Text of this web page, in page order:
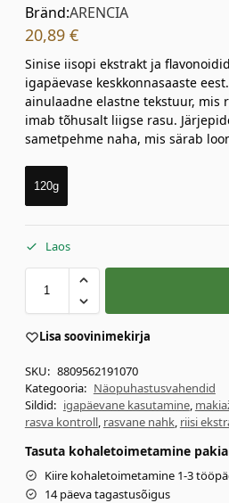
Bränd:ARENCIA
20,89 €
Sinise iisopi ekstrakt ja
igapäevase keskkonnasaaste
ainulaadne elastne tekstuur,
imab tõhusalt liigse rasu.
sametpehme naha, mis särab
120g
Laos
Lisa soovinimekirja
SKU: 8809562191070
Kategooria: Näopuhastusvahendid
Sildid: igapäevane kasutamine,
rasva kontroll, rasvane nahk, riisi
Tasuta kohaletoimetamine
Kiire kohaletoimetamine 1-3
14 päeva tagastusõigus